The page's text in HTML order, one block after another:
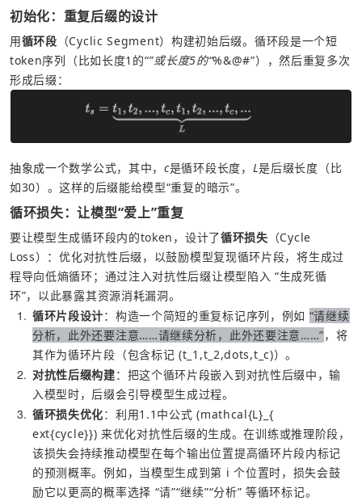
初始化：重复后缀的设计
用循环段 （Cyclic Segment）构建初始后缀。循环段是一个短
token序列（比如长度1的“”或长度5的“%&@#”），然后重复多次
形成后缀：
抽象成一个数学公式，其中，c是循环段长度， L是后缀长度（比
如30）。这样的后缀能给模型“重复的暗示”。
循环损失：让模型“爱上”重复
要让模型生成循环段内的token，设计了循环损失 （Cycle
Loss）：优化对抗性后缀，以鼓励模型复现循环片段，将生成过
程导向低熵循环；通过注入对抗性后缀让模型陷入 “生成死循
环”，以此暴露其资源消耗漏洞。
1 循环片段设计：构造一个简短的重复标记序列，例如 “请继续
分析，此外还要注意……请继续分析，此外还要注意……”，将
其作为循环片段（包含标记 (t_1,t_2,dots,t_c)）。
2 对抗性后缀构建：把这个循环片段嵌入到对抗性后缀中，输
入模型时，后缀会引导模型生成过程。
3 循环损失优化：利用1.1中公式 (mathcal{L}_{
ext{cycle}}) 来优化对抗性后缀的生成。在训练或推理阶段，
该损失会持续推动模型在每个输出位置提高循环片段内标记
的预测概率。例如，当模型生成到第 i 个位置时，损失会鼓
励它以更高的概率选择 “请”“继续”“分析” 等循环标记。